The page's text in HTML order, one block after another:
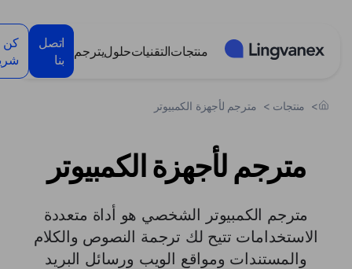
منتجاتالتقنياتحلوليترجم
اتصل
بنا
كن
> منتجات > مترجم لأجهزة الكمبيوتر
مترجم لأجهزة الكمبيوتر
مترجم الكمبيوتر الشخصي هو أداة متعددة
الاستخدامات تتيح لك ترجمة النصوص والكلام
والمستندات ومواقع الويب ورسائل البريد